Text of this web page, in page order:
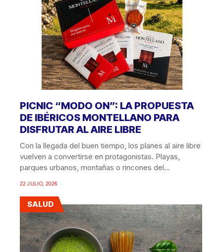
PICNIC “MODO ON”: LA PROPUESTA
DE IBÉRICOS MONTELLANO PARA
DISFRUTAR AL AIRE LIBRE
Con la llegada del buen tiempo, los planes al aire libre
vuelven a convertirse en protagonistas. Playas,
parques urbanos, montañas o rincones del...
22 JULIO, 2026
SALUD